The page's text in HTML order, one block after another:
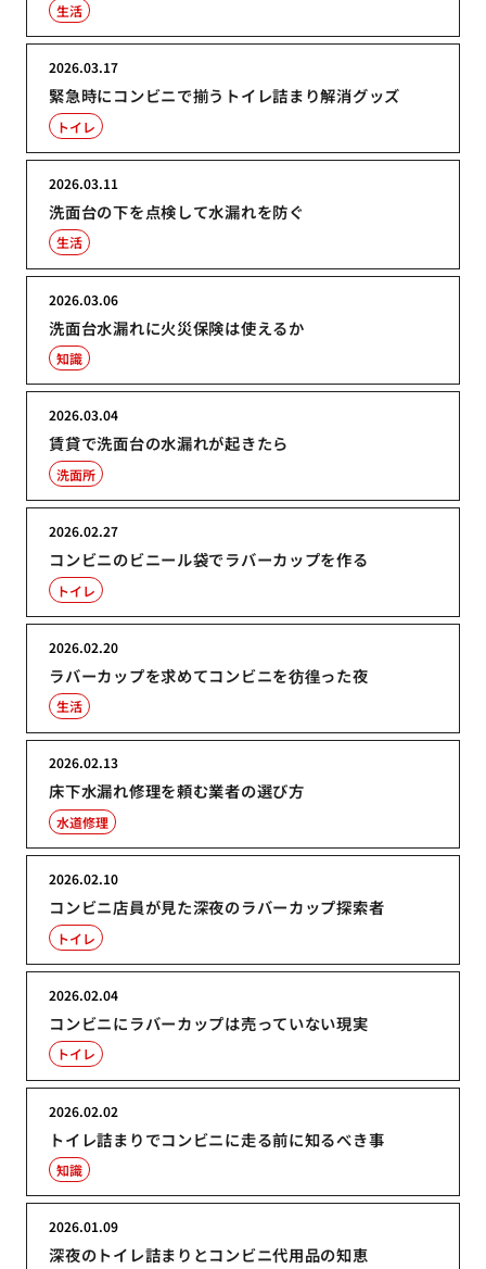
生活
緊急時にコンビニで揃うトイレ詰まり解消グッズ
2026.03.17
トイレ
洗面台の下を点検して水漏れを防ぐ
2026.03.11
生活
洗面台水漏れに火災保険は使えるか
2026.03.06
知識
賃貸で洗面台の水漏れが起きたら
2026.03.04
洗面所
コンビニのビニール袋でラバーカップを作る
2026.02.27
トイレ
ラバーカップを求めてコンビニを彷徨った夜
2026.02.20
生活
床下水漏れ修理を頼む業者の選び方
2026.02.13
水道修理
コンビニ店員が見た深夜のラバーカップ探索者
2026.02.10
トイレ
コンビニにラバーカップは売っていない現実
2026.02.04
トイレ
トイレ詰まりでコンビニに走る前に知るべき事
2026.02.02
知識
深夜のトイレ詰まりとコンビニ代用品の知恵
2026.01.09